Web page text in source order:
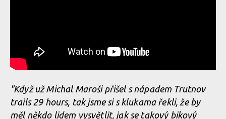
"Když už Michal Maroši přišel s nápadem Trutnov
trails 29 hours, tak jsme si s klukama řekli, že by
měl někdo lidem vysvětlit, jak se takový bikový